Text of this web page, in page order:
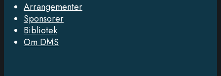
Arrangementer
Sponsorer
Bibliotek
Om DMS